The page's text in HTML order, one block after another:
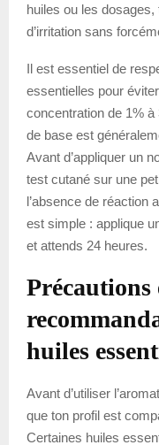
huiles ou les
d’irritation sans
Il est essentiel de
essentielles pour
concentration de 1% à
de base est
Avant d’appliquer un
test cutané sur une
l’absence de réaction
est simple : applique
et attends 24 heures.
Précautions
huiles
Avant d’utiliser
que ton profil est
Certaines huiles